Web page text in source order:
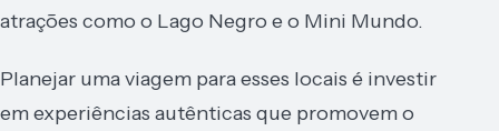
atrações como o Lago Negro e o Mini Mundo.
Planejar uma viagem para esses locais é investir
em experiências autênticas que promovem o